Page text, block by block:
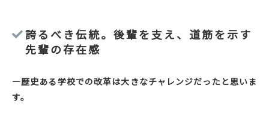
誇るべき伝統。後輩を支え、道筋を示す
先輩の存在感
―歴史ある学校での改革は大きなチャレンジだったと思いま
す。